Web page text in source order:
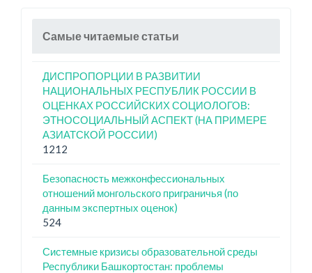
Самые читаемые статьи
ДИСПРОПОРЦИИ В РАЗВИТИИ
НАЦИОНАЛЬНЫХ РЕСПУБЛИК РОССИИ В
ОЦЕНКАХ РОССИЙСКИХ СОЦИОЛОГОВ:
ЭТНОСОЦИАЛЬНЫЙ АСПЕКТ (НА ПРИМЕРЕ
АЗИАТСКОЙ РОССИИ)
1212
Безопасность межконфессиональных
отношений монгольского приграничья (по
данным экспертных оценок)
524
Системные кризисы образовательной среды
Республики Башкортостан: проблемы